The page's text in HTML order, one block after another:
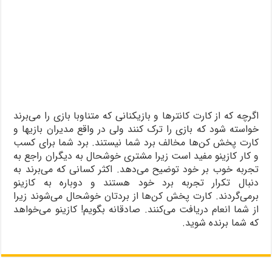
اگرچه که از کارت کانترها و بازیکنانی که متناوبا بازی را می‌برند
خواسته شود که بازی را ترک کنند ولی در واقع مدیران بازیها و
کارت پخش کن‌ها مخالف برد شما نیستند. برد شما برای کسب
و کار کازینو مفید است زیرا مشتری خوشحال به دیگران راجع به
تجربه خوب بر خود توضیح می‌دهد. اکثر کسانی که می‌برند به
دنبال تکرار تجربه برد خود هستند و دوباره به کازینو
برمی‌گردند. کارت پخش کن‌ها از بردتان خوشحال می‌شوند زیرا
از شما انعام دریافت می‌کنند. صادقانه بگویم! کازینو می‌خواهد
که شما برنده شوید.